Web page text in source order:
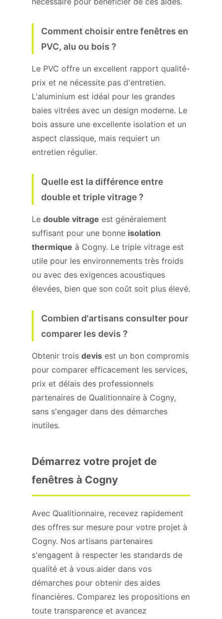
Comment choisir entre fenêtres en
PVC, alu ou bois ?
Le PVC offre un excellent rapport qualité-
prix et ne nécessite pas d'entretien.
L'aluminium est idéal pour les grandes
baies vitrées avec un design moderne. Le
bois assure une excellente isolation et un
aspect classique, mais requiert un
entretien régulier.
Quelle est la différence entre
double et triple vitrage ?
Le double vitrage est généralement
suffisant pour une bonne isolation
thermique à Cogny. Le triple vitrage est
utile pour les environnements très froids
ou avec des exigences acoustiques
élevées, bien que son coût soit plus élevé.
Combien d'artisans consulter pour
comparer les devis ?
Obtenir trois devis est un bon compromis
pour comparer efficacement les services,
prix et délais des professionnels
partenaires de Qualitionnaire à Cogny,
sans s'engager dans des démarches
inutiles.
Démarrez votre projet de
fenêtres à Cogny
Avec Qualitionnaire, recevez rapidement
des offres sur mesure pour votre projet à
Cogny. Nos artisans partenaires
s'engagent à respecter les standards de
qualité et à vous aider dans vos
démarches pour obtenir des aides
financières. Comparez les propositions en
toute transparence et avancez